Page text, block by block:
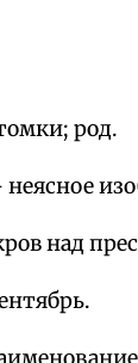
род.
над